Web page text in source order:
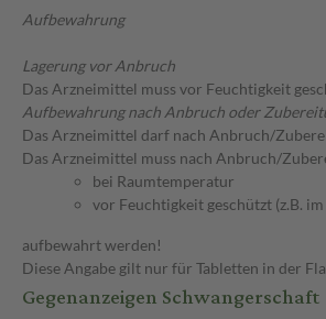
Aufbewahrung
Lagerung vor Anbruch
Das Arzneimittel muss vor Feuchtigkeit
Aufbewahrung nach Anbruch oder
Das Arzneimittel darf nach Anbruch/
Das Arzneimittel muss nach Anbruch/
bei Raumtemperatur
vor Feuchtigkeit geschützt (z.B.
aufbewahrt werden!
Diese Angabe gilt nur für Tabletten in der
Gegenanzeigen Schwangerschaft